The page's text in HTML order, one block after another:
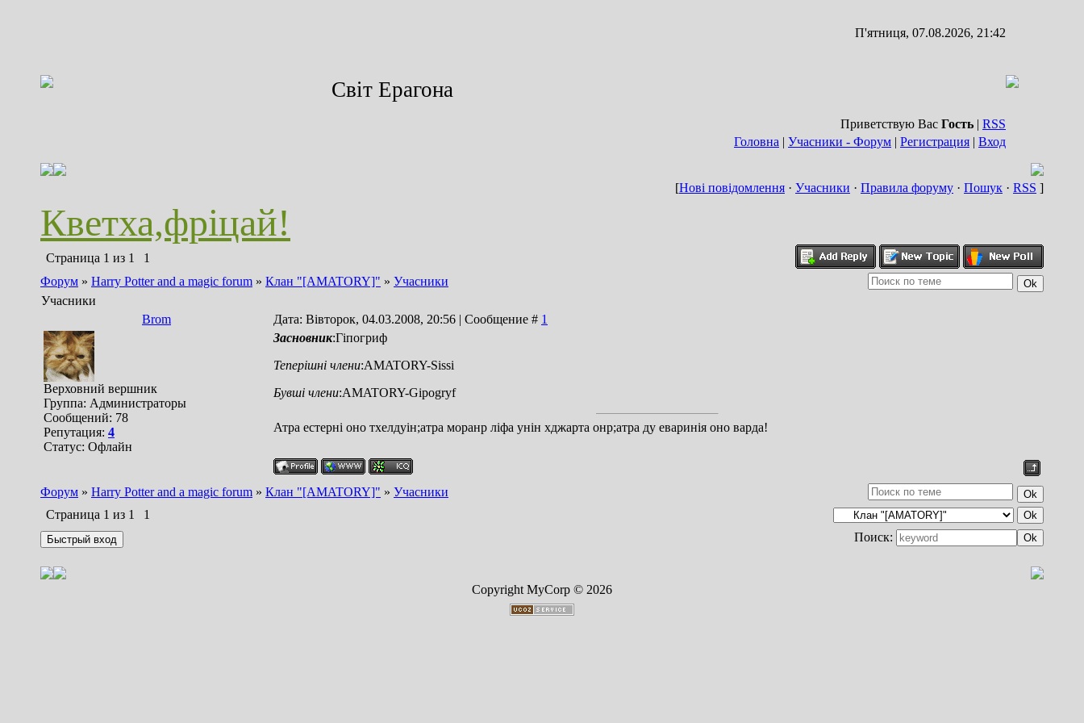
П'ятниця, 07.08.2026, 21:42
Світ Ерагона
Приветствую Вас Гость | RSS
Головна | Учасники - Форум | Регистрация | Вход
[Нові повідомлення · Учасники · Правила форуму · Пошук · RSS ]
Кветха,фріцай!
Страница 1 из 1
1
Форум » Harry Potter and a magic forum » Клан "[AMATORY]" » Учасники
Учасники
Brom
Дата: Вівторок, 04.03.2008, 20:56 | Сообщение # 1
Верховний вершник
Группа: Администраторы
Сообщений: 78
Репутация: 4
Статус: Офлайн
Засновник:Гіпогриф
Теперішні члени:AMATORY-Sissi
Бувші члени:AMATORY-Gipogryf
Атра естерні оно тхелдуін;атра моранр ліфа унін хджарта онр;атра ду еваринія оно варда!
Форум » Harry Potter and a magic forum » Клан "[AMATORY]" » Учасники
Страница 1 из 1
1
Поиск:
Copyright MyCorp © 2026